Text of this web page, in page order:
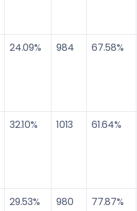
24.09% 984 67.58%
32.10% 1013 61.64%
29.53% 980 77.87%